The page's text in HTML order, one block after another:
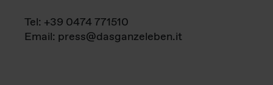
Tel: +39 0474 771510
Email: press@dasganzeleben.it